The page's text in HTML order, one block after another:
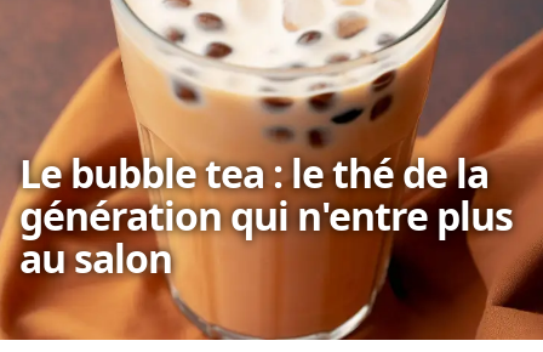
Le bubble tea : le thé de la
génération qui n'entre plus
au salon